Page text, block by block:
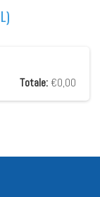
Totale: €0,00